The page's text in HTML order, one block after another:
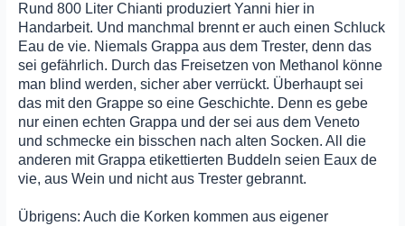
Rund 800 Liter Chianti produziert Yanni hier in
Handarbeit. Und manchmal brennt er auch einen Schluck
Eau de vie. Niemals Grappa aus dem Trester, denn das
sei gefährlich. Durch das Freisetzen von Methanol könne
man blind werden, sicher aber verrückt. Überhaupt sei
das mit den Grappe so eine Geschichte. Denn es gebe
nur einen echten Grappa und der sei aus dem Veneto
und schmecke ein bisschen nach alten Socken. All die
anderen mit Grappa etikettierten Buddeln seien Eaux de
vie, aus Wein und nicht aus Trester gebrannt.
Übrigens: Auch die Korken kommen aus eigener